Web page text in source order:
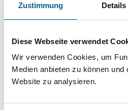
Zustimmung Details
Diese Webseite verwendet
Wir verwenden Cookies, um
Medien anbieten zu können und
Website zu analysieren.
Sie suchen finanzielle
direkt über unsere
Stiftungsdatenbank
Suche bitte die Groß- und